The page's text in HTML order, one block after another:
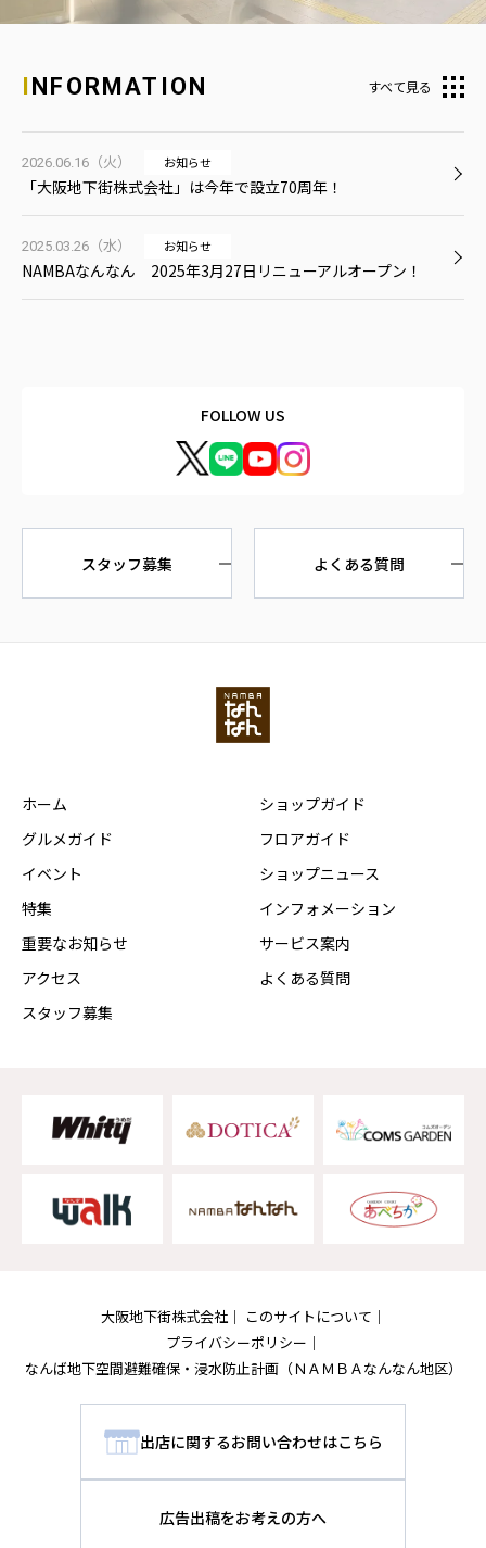
INFORMATION すべて見る
2026.06.16（火） お知らせ
「大阪地下街株式会社」は今年で設立70周年！
2025.03.26（水） お知らせ
NAMBAなんなん 2025年3月27日リニューアルオープン！
FOLLOW US
スタッフ募集 よくある質問
ホーム
グルメガイド
イベント
特集
重要なお知らせ
アクセス
スタッフ募集
ショップガイド
フロアガイド
ショップニュース
インフォメーション
サービス案内
よくある質問
大阪地下街株式会社
このサイトについて
プライバシーポリシー
なんば地下空間避難確保・浸水防止計画（ＮＡＭＢＡなんなん地区）
出店に関するお問い合わせはこちら
広告出稿をお考えの方へ